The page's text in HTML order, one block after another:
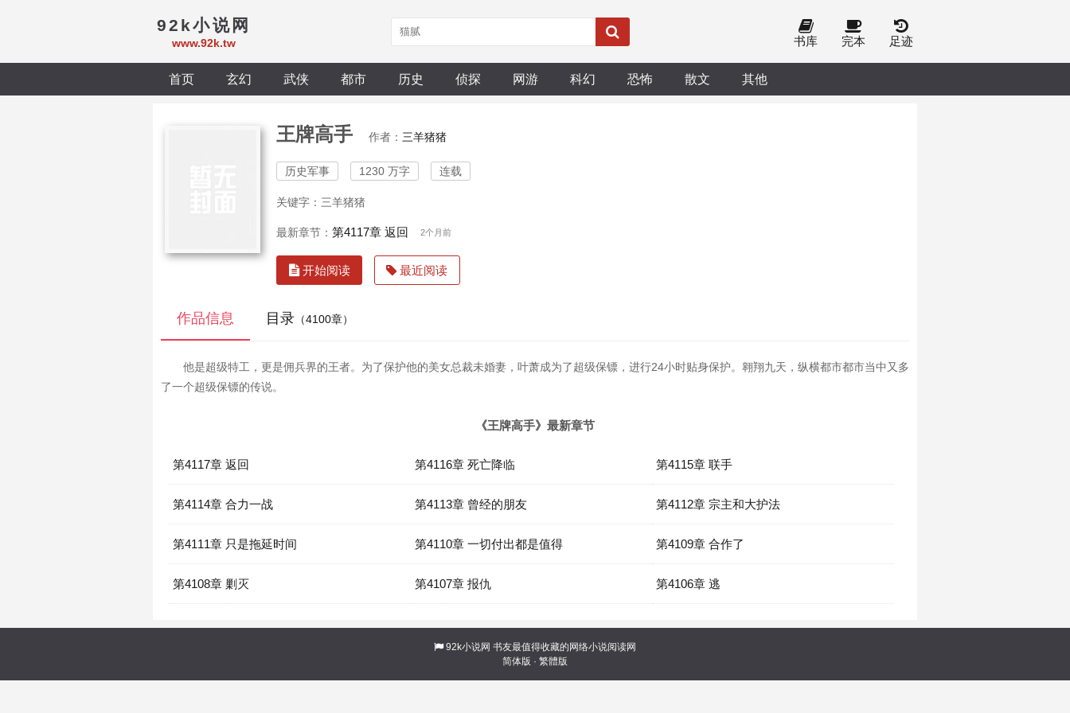
92k小说网
www.92k.tw 书库 完本 足迹
首页 玄幻 武侠 都市 历史 侦探 网游 科幻 恐怖 散文 其他
王牌高手 作者： 三羊猪猪
历史军事 1230 万字 连载
关键字：三羊猪猪
最新章节： 第4117章 返回 2个月前
开始阅读 最近阅读
作品信息 目录 （4100章）
他是超级特工，更是佣兵界的王者。为了保护他的美女总裁未婚妻，叶萧成为了超级保镖，进行24小时贴身保护。翱翔九天，纵横都市都市当中又多
了一个超级保镖的传说。
《王牌高手》最新章节
第4117章 返回 第4116章 死亡降临 第4115章 联手
第4114章 合力一战 第4113章 曾经的朋友 第4112章 宗主和大护法
第4111章 只是拖延时间 第4110章 一切付出都是值得 第4109章 合作了
第4108章 剿灭 第4107章 报仇 第4106章 逃
92k小说网 书友最值得收藏的网络小说阅读网
简体版 · 繁體版